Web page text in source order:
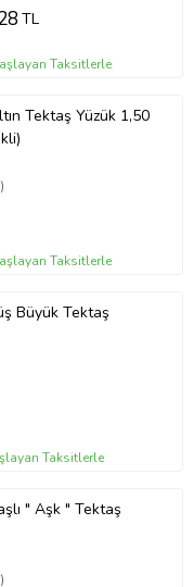
TL
Taksitlerle
Tektaş Yüzük 1,50
Taksitlerle
Büyük Tektaş
Taksitlerle
" Aşk " Tektaş